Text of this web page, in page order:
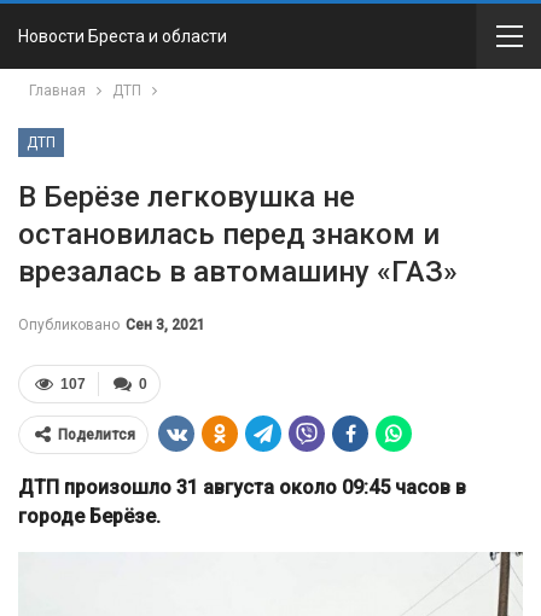
Новости Бреста и области
Главная ДТП
ДТП
В Берёзе легковушка не
остановилась перед знаком и
врезалась в автомашину «ГАЗ»
Опубликовано Сен 3, 2021
0
107
Поделится
ДТП произошло 31 августа около 09:45 часов в
городе Берёзе.